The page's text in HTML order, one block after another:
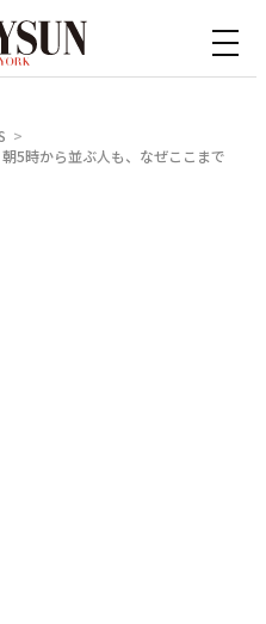
5時から並ぶ人も、なぜここまで